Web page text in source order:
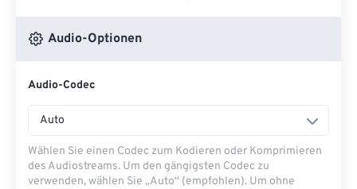
Audio-Optionen
Audio-Codec
Auto
Wählen Sie einen Codec zum Kodieren oder Komprimieren
des Audiostreams. Um den gängigsten Codec zu
verwenden, wählen Sie „Auto“ (empfohlen). Um ohne